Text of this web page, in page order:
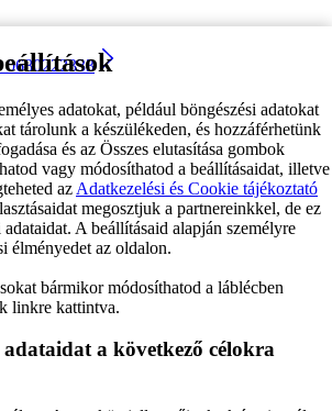
adatokat, például böngészési adatokat
tárolunk a készülékeden, és hozzáférhetünk
és az Összes elutasítása gombok
vagy módosíthatod a beállításaidat, illetve
az Adatkezelési és Cookie tájékoztató
megosztjuk a partnereinkkel, de ez
A beállításaid alapján személyre
élményedet az oldalon.
bármikor módosíthatod a láblécben
linkre kattintva.
a következő célokra
0680222333